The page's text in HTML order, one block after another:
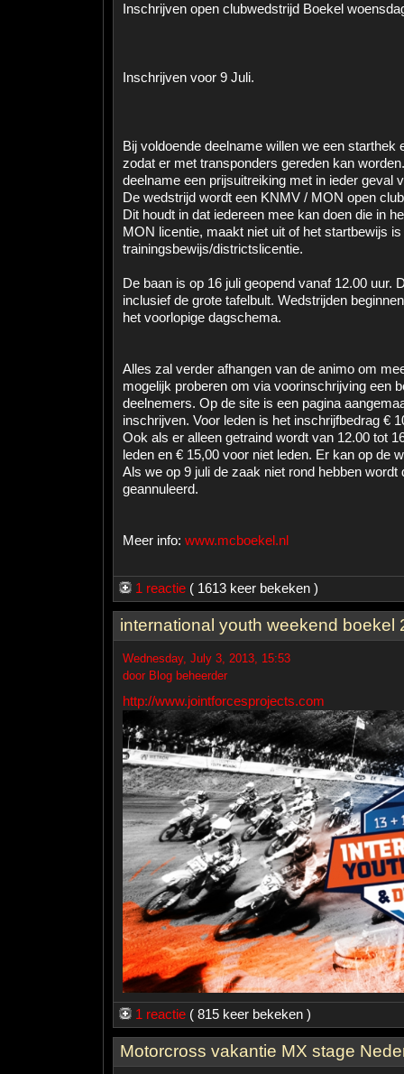
Inschrijven open clubwedstrijd Boekel
Inschrijven voor 9 Juli.
Bij voldoende deelname willen we een starthek
zodat er met transponders gereden kan
deelname een prijsuitreiking met in ieder geval
De wedstrijd wordt een KNMV / MON open
Dit houdt in dat iedereen mee kan doen die in
MON licentie, maakt niet uit of het startbewijs is
trainingsbewijs/districtslicentie.
De baan is op 16 juli geopend vanaf 12.00 uur.
inclusief de grote tafelbult. Wedstrijden
het voorlopige dagschema.
Alles zal verder afhangen van de animo om
mogelijk proberen om via voorinschrijving een
deelnemers. Op de site is een pagina
inschrijven. Voor leden is het inschrijfbedrag €
Ook als er alleen getraind wordt van 12.00 tot
leden en € 15,00 voor niet leden. Er kan op de
Als we op 9 juli de zaak niet rond hebben wordt
geannuleerd.
Meer info: www.mcboekel.nl
1 reactie ( 1613 keer bekeken )
international youth weekend boekel
Wednesday, July 3, 2013, 15:53
door Blog beheerder
http://www.jointforcesprojects.com
1 reactie ( 815 keer bekeken )
Motorcross vakantie MX stage